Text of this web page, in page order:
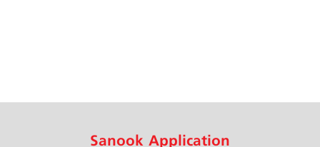
Sanook Application